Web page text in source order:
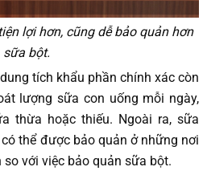
lợi hơn, cũng dễ bảo quản hơn
sữa bột.
tích khẩu phần chính xác còn
lượng sữa con uống mỗi ngày,
thừa hoặc thiếu. Ngoài ra, sữa
thể được bảo quản ở những nơi
với việc bảo quản sữa bột.